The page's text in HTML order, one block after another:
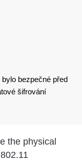
bezpečné před
šifrování
the physical